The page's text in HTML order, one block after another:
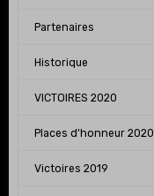
Partenaires
Historique
VICTOIRES 2020
Places d'honneur 2020
Victoires 2019